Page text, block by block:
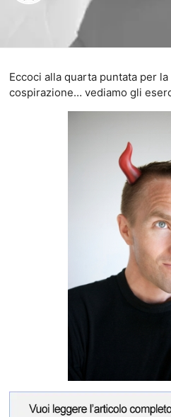
Eccoci alla quarta puntata per
cospirazione… vediamo gli